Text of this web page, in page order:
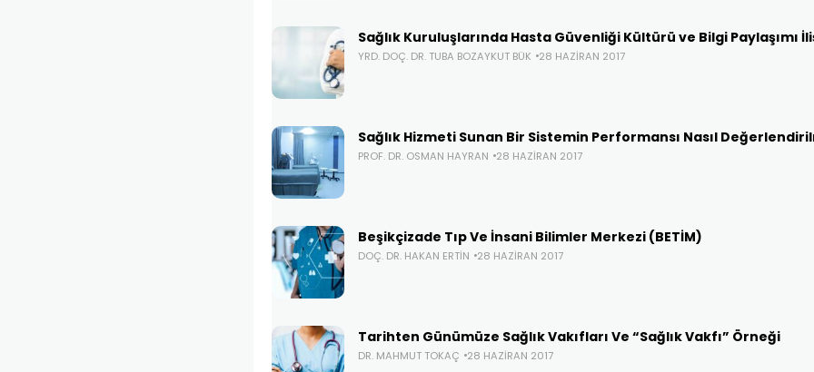
Sağlık Kuruluşlarında Hasta Güvenliği Kültürü ve Bilgi Paylaşımı
YRD. DOÇ. DR. TUBA BOZAYKUT BÜK 28 HAZIRAN 2017
Sağlık Hizmeti Sunan Bir Sistemin Performansı Nasıl
PROF. DR. OSMAN HAYRAN 28 HAZIRAN 2017
Beşikçizade Tıp Ve İnsani Bilimler Merkezi (BETİM)
DOÇ. DR. HAKAN ERTIN 28 HAZIRAN 2017
Tarihten Günümüze Sağlık Vakıfları Ve “Sağlık Vakfı” Örneği
DR. MAHMUT TOKAÇ 28 HAZIRAN 2017